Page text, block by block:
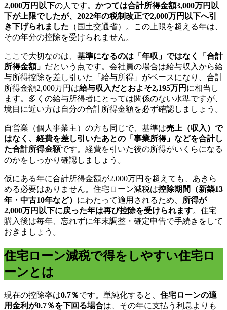
2,000万円以下の人です。 かつては合計所得金額3,000万円以
下が上限でしたが、2022年の税制改正で2,000万円以下へ引
き下げられました （国土交通省）。この上限を超える年は、
その年分の控除を受けられません。
ここで大切なのは、 基準になるのは「年収」ではなく「合計
所得金額」 だという点です。会社員の場合は給与収入から給
与所得控除を差し引いた「給与所得」がベースになり、合計
所得金額2,000万円は給与収入だとおよそ2,195万円 に相当し
ます。多くの給与所得者にとっては関係のない水準ですが、
境目に近い方は自分の合計所得金額を必ず確認しましょう。
自営業（個人事業主）の方も同じで、基準は売上（収入）で
はなく、経費を差し引いたあとの「事業所得」などを合計し
た合計所得金額です。経費を引いた後の所得がいくらになる
のかをしっかり確認しましょう。
仮にある年に合計所得金額が2,000万円を超えても、あきら
める必要はありません。住宅ローン減税は控除期間（新築13
年・中古10年など） にわたって適用されるため、 所得が
2,000万円以下に戻った年は再び控除を受けられます。住宅
購入後は毎年、忘れずに年末調整・確定申告で手続きをして
おきましょう。
住宅ローン減税で得をしやすい住宅ロ
ーンとは
現在の控除率は0.7％です。単純化すると、 住宅ローンの適
用金利が0.7％を下回る場合は、その年に支払う利息よりも